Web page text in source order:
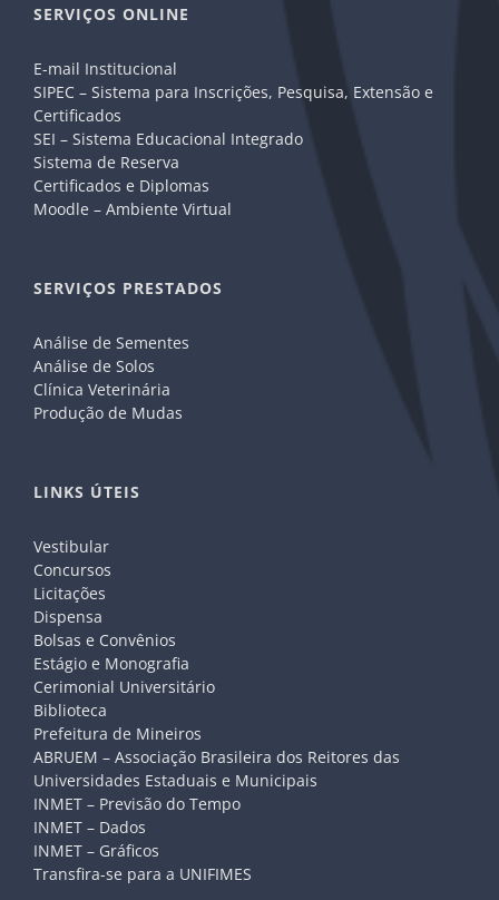
SERVIÇOS ONLINE
E-mail Institucional
SIPEC – Sistema para Inscrições, Pesquisa, Extensão e
Certificados
SEI – Sistema Educacional Integrado
Sistema de Reserva
Certificados e Diplomas
Moodle – Ambiente Virtual
SERVIÇOS PRESTADOS
Análise de Sementes
Análise de Solos
Clínica Veterinária
Produção de Mudas
LINKS ÚTEIS
Vestibular
Concursos
Licitações
Dispensa
Bolsas e Convênios
Estágio e Monografia
Cerimonial Universitário
Biblioteca
Prefeitura de Mineiros
ABRUEM – Associação Brasileira dos Reitores das
Universidades Estaduais e Municipais
INMET – Previsão do Tempo
INMET – Dados
INMET – Gráficos
Transfira-se para a UNIFIMES